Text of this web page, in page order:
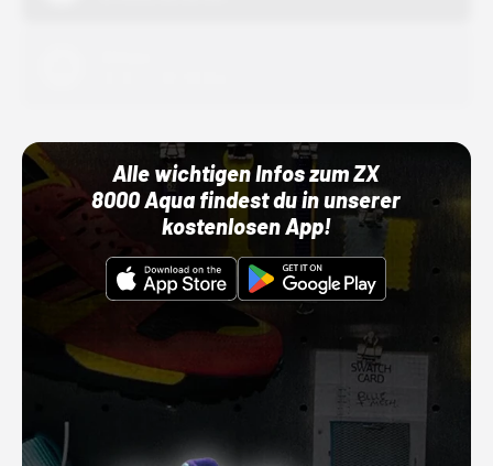
Alle wichtigen Infos zum ZX
8000 Aqua findest du in unserer
kostenlosen App!